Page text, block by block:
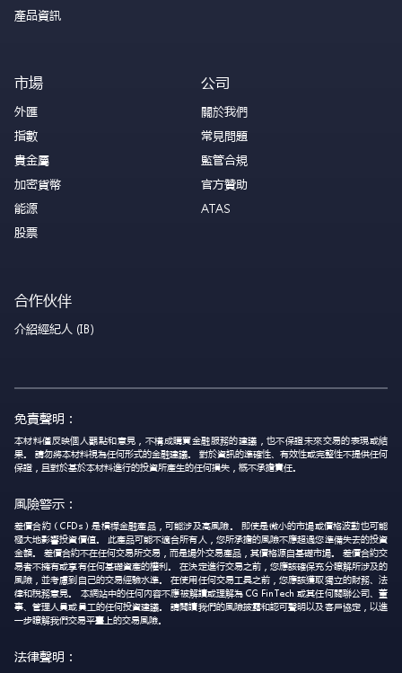
產品資訊
市場
外匯
指數
貴金屬
加密貨幣
能源
股票
公司
關於我們
常見問題
監管合規
官方贊助
ATAS
合作伙伴
介紹經紀人 (IB)
免責聲明：
本材料僅反映個人觀點和意見，不構成購買金融服務的建議，也不保證未來交易的表現或結
果。 請勿將本材料視為任何形式的金融建議。 對於資訊的準確性、有效性或完整性不提供任何
保證，且對於基於本材料進行的投資所產生的任何損失，概不承擔責任。
風險警示：
差價合約（CFDs）是槓桿金融產品，可能涉及高風險。 即使是微小的市場或價格波動也可能
極大地影響投資價值。 此產品可能不適合所有人，您所承擔的風險不應超過您準備失去的投資
金額。 差價合約不在任何交易所交易，而是場外交易產品，其價格源自基礎市場。 差價合約交
易者不擁有或享有任何基礎資產的權利。 在決定進行交易之前，您應該確保充分瞭解所涉及的
風險，並考慮到自己的交易經驗水準。 在使用任何交易工具之前，您應該獲取獨立的財務、法
律和稅務意見。 本網站中的任何內容不應被解讀或理解為 CG FinTech 或其任何關聯公司、董
事、管理人員或員工的任何投資建議。 請閱讀我們的風險披露和認可聲明以及客戶協定，以進
一步瞭解我們交易平臺上的交易風險。
法律聲明：